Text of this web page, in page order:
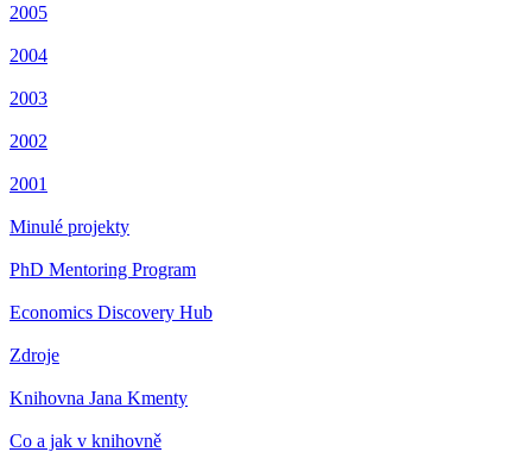
2005
2004
2003
2002
2001
Minulé projekty
PhD Mentoring Program
Economics Discovery Hub
Zdroje
Knihovna Jana Kmenty
Co a jak v knihovně